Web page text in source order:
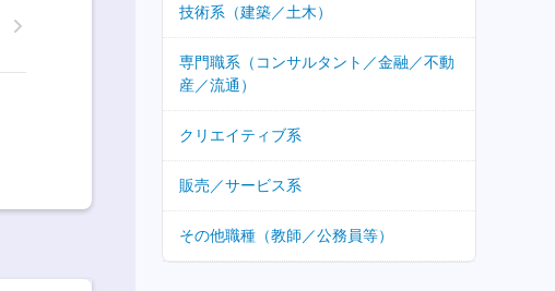
技術系（建築／土木）
専門職系（コンサルタント／金融／不動
産／流通）
クリエイティブ系
販売／サービス系
その他職種（教師／公務員等）